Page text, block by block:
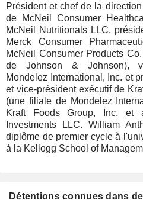
Président et chef de la
de McNeil Consumer
McNeil Nutritionals LLC,
Merck Consumer
McNeil Consumer Products
de Johnson & Johnson),
Mondelez International, Inc. et
et vice-président exécutif de
(une filiale de Mondelez
Kraft Foods Group, Inc. et
Investments LLC. William
diplôme de premier cycle à
à la Kellogg School of
Détentions connues dans